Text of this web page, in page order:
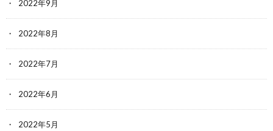
2022年9月
2022年8月
2022年7月
2022年6月
2022年5月